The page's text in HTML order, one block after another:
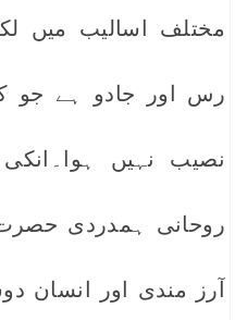
مختلف اسالیب میں
رس اور جادو ہے جو
نصیب نہیں
روحانی ہمدردی
آرز مندی اور انسان